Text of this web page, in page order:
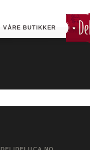
VÅRE BUTIKKER